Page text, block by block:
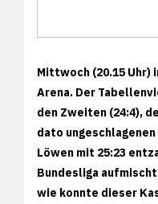
Mittwoch (20.15 Uhr)
Arena. Der
den Zweiten (24:4),
dato
Löwen mit 25:23
Bundesliga
wie konnte dieser